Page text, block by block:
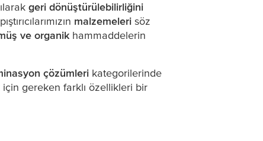
geri dönüştürülebilirliğini
malzemeleri söz
ve organik hammaddelerin
çözümleri kategorilerinde
gereken farklı özellikleri bir